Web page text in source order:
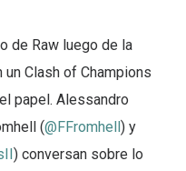
de Raw luego de la
Clash of Champions
papel. Alessandro
(@FFromhell) y
) conversan sobre lo